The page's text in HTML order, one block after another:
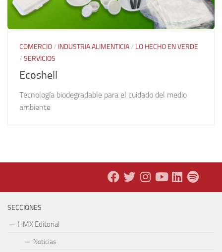
COMERCIO/ INDUSTRIA ALIMENTICIA/ LO HECHO EN VERDE
/ SERVICIOS
Ecoshell
Tecnología biodegradable para el cuidado del medio
ambiente
SECCIONES
HMX Editorial
Noticias